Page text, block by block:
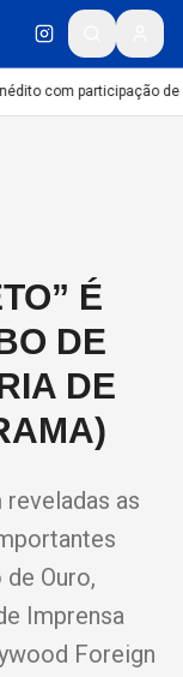
com participação de
É
DE
DE
as
Ouro,
Imprensa
Foreign